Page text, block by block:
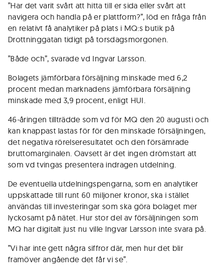
”Har det varit svårt att hitta till er sida eller svårt att
navigera och handla på er plattform?”, löd en fråga från
en relativt få analytiker på plats i MQ:s butik på
Drottninggatan tidigt på torsdagsmorgonen.
”Både och”, svarade vd Ingvar Larsson.
Bolagets jämförbara försäljning minskade med 6,2
procent medan marknadens jämförbara försäljning
minskade med 3,9 procent, enligt HUI.
46-åringen tillträdde som vd för MQ den 20 augusti och
kan knappast lastas för för den minskade försäljningen,
det negativa rörelseresultatet och den försämrade
bruttomarginalen. Oavsett är det ingen drömstart att
som vd tvingas presentera indragen utdelning.
De eventuella utdelningspengarna, som en analytiker
uppskattade till runt 60 miljoner kronor, ska i stället
användas till investeringar som ska göra bolaget mer
lyckosamt på nätet. Hur stor del av försäljningen som
MQ har digitalt just nu ville Ingvar Larsson inte svara på.
”Vi har inte gett några siffror där, men hur det blir
framöver angående det får vi se”.